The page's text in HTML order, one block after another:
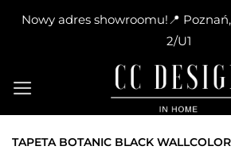
Nowy adres showroomu!📍
2/U1
content
TAPETA BOTANIC BLACK